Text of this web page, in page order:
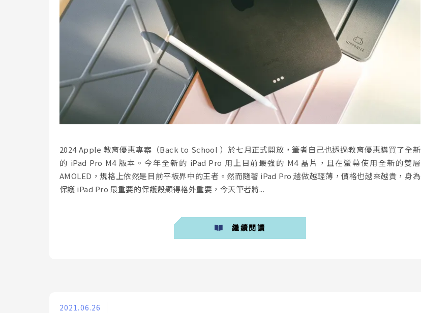
2024 Apple 教育優惠專案（Back to School ）於七月正式開放，筆者自己也透過教育優惠購買了全新
的 iPad Pro M4 版本。今年全新的 iPad Pro 用上目前最強的 M4 晶片，且在螢幕使用全新的雙層
AMOLED，規格上依然是目前平板界中的王者。然而隨著 iPad Pro 越做越輕薄，價格也越來越貴，身為
保護 iPad Pro 最重要的保護殼顯得格外重要，今天筆者將...
繼續閱讀
2021.06.26